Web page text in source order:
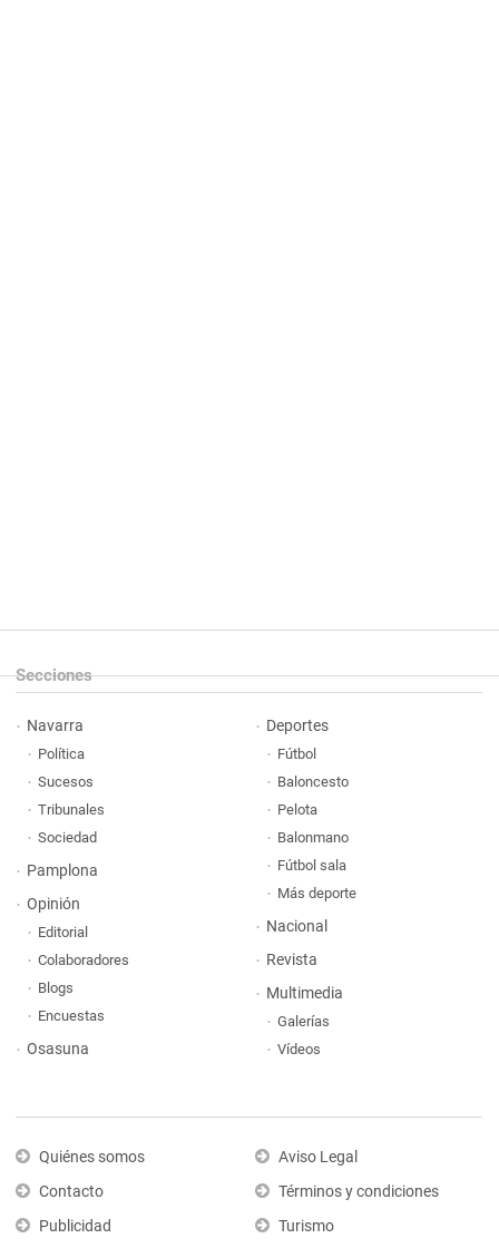
Secciones
Navarra
Política
Sucesos
Tribunales
Sociedad
Pamplona
Opinión
Editorial
Colaboradores
Blogs
Encuestas
Osasuna
Deportes
Fútbol
Baloncesto
Pelota
Balonmano
Fútbol sala
Más deporte
Nacional
Revista
Multimedia
Galerías
Vídeos
Quiénes somos
Contacto
Publicidad
Aviso Legal
Términos y condiciones
Turismo